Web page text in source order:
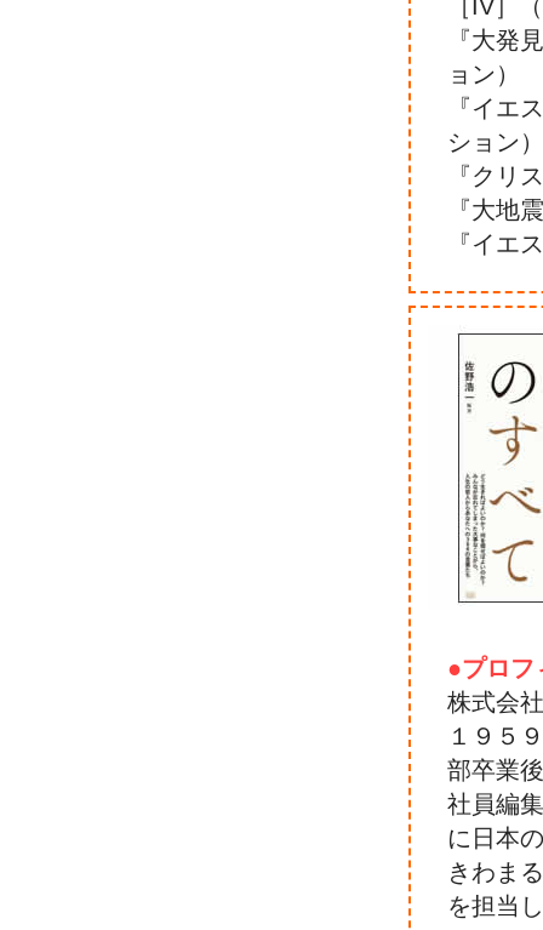
［IV］
『大発
ョン）
『イエ
ション）
『クリ
『大地
『イエ
●プロフ
株式会
１９５
部卒業
社員編
に日本
きわま
を担当